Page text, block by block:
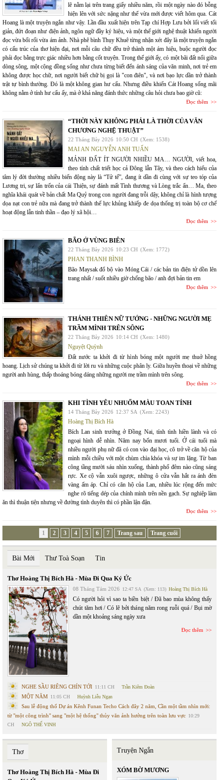
lẽ nằm lại trên trang giấy nhiều năm, rồi một ngày nào đó bỗng
hiện lên với sức nặng như thể vừa mới được viết hôm qua. Cát
Hoang là một truyện ngắn như vậy. Lần đầu xuất hiện trên Tạp chí Hợp Lưu bởi lối viết tối
giản, đứt đoạn như điện ảnh, ngôn ngữ đầy ký hiệu, và một thế giới nghệ thuật khiến người
đọc vừa bối rối vừa ám ảnh. Nhà phê bình Thụy Khuê từng nhận xét đây là một truyện ngắn
có cấu trúc của thơ hiện đại, nơi mỗi câu chữ đều trở thành một ám hiệu, buộc người đọc
phải đọc bằng trực giác nhiều hơn bằng cốt truyện. Trong thế giới ấy, có một bãi đất nổi giữa
dòng sông, một cộng đồng sống như chưa từng biết đến ánh sáng của văn minh, nơi trẻ em
không được học chữ, nơi người biết chữ bị gọi là "con điên", và nơi bạo lực dần trở thành
trật tự bình thường. Đó là một không gian hư cấu. Nhưng điều khiến Cát Hoang sống mãi
không nằm ở tính hư cấu ấy, mà ở khả năng đánh thức những câu hỏi chưa bao giờ cũ:
Đọc thêm
“THỜI NÀY KHÔNG PHẢI LÀ THỜI CỦA VĂN
CHƯƠNG NGHỆ THUẬT”
22 Tháng Bảy 2026 10:50 CH (Xem: 1538)
MAI AN NGUYỄN ANH TUẤN
MẢNH ĐẤT ÍT NGƯỜI NHIỀU MA… NGƯỜI, viết hoa,
theo tính chất triết học cả Đông lẫn Tây, và theo cách hiểu của
tâm lý đời thường nhiều biến động này là “Tử tế”, đang ít dần đi cùng với sự teo tóp của
Lương tri, sự lẩn trốn của cái Thiện, sự đánh mất Tình thương và Lòng trắc ẩn… Ma, theo
nghĩa khái quát về bản chất Ma Quỷ trong con người đang trỗi dậy, không chỉ là hình tượng
dọa nạt con trẻ nữa mà đang trở thành thế lực khủng khiếp đe dọa thống trị toàn bộ cơ chế
hoạt động lẫn tinh thần – đạo lý xã hội…
Đọc thêm
BÃO Ở VÙNG BIÊN
22 Tháng Bảy 2026 10:23 CH (Xem: 1772)
PHAN THANH BÌNH
Bão Maysak đổ bộ vào Móng Cái / các bản tin điện tử dồn lên
trang nhất / suốt nhiều giờ chống bão / anh đợi bản tin em
Đọc thêm
THÁNH THIÊN NỮ TƯỚNG - NHỮNG NGƯỜI MẸ
TRẦM MÌNH TRÊN SÔNG
22 Tháng Bảy 2026 10:14 CH (Xem: 1480)
Nguyệt Quỳnh
Đất nước ta khởi đi từ hình bóng một người mẹ thuở hồng
hoang. Lịch sử chúng ta khởi đi từ lời ru và những cuộc phân ly. Giữa huyền thoại về những
người anh hùng, thấp thoáng bóng dáng những người mẹ trầm mình trên sông.
Đọc thêm
KHI TÌNH YÊU NHUỐM MÀU TOAN TÍNH
14 Tháng Bảy 2026 12:37 SA (Xem: 2243)
Hoàng Thị Bích Hà
Bích Lan sinh trưởng ở Đồng Nai, tính tình hiền lành và có
ngoại hình dễ nhìn. Năm nay bốn mươi tuổi. Ở cái tuổi mà
nhiều người phụ nữ đã có con vào đại học, cô trở về căn hộ của
mình mỗi chiều với một chùm chìa khóa và sự im lặng. Từ ban
công tầng mười sáu nhìn xuống, thành phố đêm nào cũng sáng
rực. Xe cộ vẫn xuôi ngược, những ô cửa vẫn hắt ra ánh đèn
vàng ấm áp. Chỉ có căn hộ của Lan, nhiều lúc rộng đến mức
nghe rõ tiếng dép của chính mình trên nền gạch. Sự nghiệp làm
ăn thì thuận tiện nhưng về đường tình duyên thì có phần lận đận.
Đọc thêm
1 2 3 4 5 6 7 Trang sau Trang cuối
Bài Mới Thư Toà Soạn Tin
Thơ Hoàng Thị Bích Hà - Mùa Đi Qua Ký Ức
08 Tháng Tám 2026 12:47 SA (Xem: 113) Hoàng Thị Bích Hà
Có người hỏi vì sao ta biền biệt / Đã bao mùa không thấy
chút tăm hơi / Có lẽ bởi tháng năm rong ruỗi quá / Bụi mờ
dần một khoảng sáng ngày xưa
Đọc thêm
NGHE SẦU RIÊNG CHÍN TỚI 11:11 CH Trần Kiêm Đoàn
MỘT NĂM 11:05 CH Huỳnh Liễu Ngạn
Sau lễ động thổ Dự án Kênh Funan Techo Cách đây 2 năm, Cần một tầm nhìn mới:
từ "một công trình" sang "một hệ thống" thủy văn ảnh hưởng trên toàn lưu vực 10:29
CH
NGÔ THẾ VINH
Thơ
Thơ Hoàng Thị Bích Hà - Mùa Đi
Truyện Ngắn
XÓM BỜ MƯƠNG